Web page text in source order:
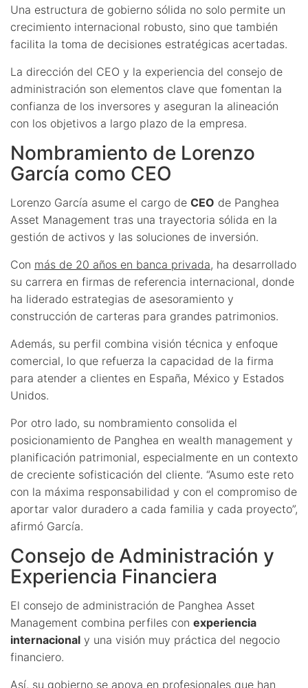
Una estructura de gobierno sólida no solo permite un
crecimiento internacional robusto, sino que también
facilita la toma de decisiones estratégicas acertadas.
La dirección del CEO y la experiencia del consejo de
administración son elementos clave que fomentan la
confianza de los inversores y aseguran la alineación
con los objetivos a largo plazo de la empresa.
Nombramiento de Lorenzo
García como CEO
Lorenzo García asume el cargo de CEO de Panghea
Asset Management tras una trayectoria sólida en la
gestión de activos y las soluciones de inversión.
Con más de 20 años en banca privada, ha desarrollado
su carrera en firmas de referencia internacional, donde
ha liderado estrategias de asesoramiento y
construcción de carteras para grandes patrimonios.
Además, su perfil combina visión técnica y enfoque
comercial, lo que refuerza la capacidad de la firma
para atender a clientes en España, México y Estados
Unidos.
Por otro lado, su nombramiento consolida el
posicionamiento de Panghea en wealth management y
planificación patrimonial, especialmente en un contexto
de creciente sofisticación del cliente. “Asumo este reto
con la máxima responsabilidad y con el compromiso de
aportar valor duradero a cada familia y cada proyecto”,
afirmó García.
Consejo de Administración y
Experiencia Financiera
El consejo de administración de Panghea Asset
Management combina perfiles con experiencia
internacional y una visión muy práctica del negocio
financiero.
Así, su gobierno se apoya en profesionales que han